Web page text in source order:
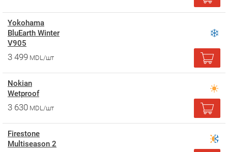
Yokohama
BluEarth Winter
V905
3 499 MDL/шт
Nokian
Wetproof
3 630 MDL/шт
Firestone
Multiseason 2